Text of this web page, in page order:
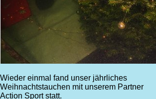
Wieder einmal fand unser jährliches
Weihnachtstauchen mit unserem Partner
Action Sport statt.